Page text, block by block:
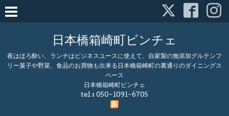
日本橋箱崎町ビンチェ
夜はほろ酔い、ランチはビジネスユースに使えて、自家製の無添加グルテンフ
リー菓子や野菜、食品のお買物も出来る日本橋箱崎町の裏通りのダイニングス
ペース
日本橋箱崎町ビンチェ
tel : 050-1091-6705